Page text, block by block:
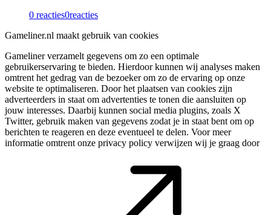
0 reacties0reacties
Gameliner.nl maakt gebruik van cookies
Gameliner verzamelt gegevens om zo een optimale
gebruikerservaring te bieden. Hierdoor kunnen wij analyses maken
omtrent het gedrag van de bezoeker om zo de ervaring op onze
website te optimaliseren. Door het plaatsen van cookies zijn
adverteerders in staat om advertenties te tonen die aansluiten op
jouw interesses. Daarbij kunnen social media plugins, zoals X
Twitter, gebruik maken van gegevens zodat je in staat bent om op
berichten te reageren en deze eventueel te delen. Voor meer
informatie omtrent onze privacy policy verwijzen wij je graag door